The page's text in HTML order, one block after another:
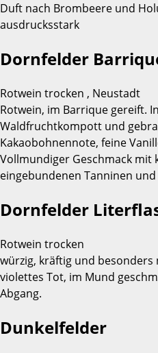
Duft nach Brombeere und
ausdrucksstark
Dornfelder
Rotwein trocken , Neustadt
Rotwein, im Barrique gereift.
Waldfruchtkompott und
Kakaobohnennote, feine
Vollmundiger Geschmack mit
eingebundenen Tanninen
Dornfelder
Rotwein trocken
würzig, kräftig und besonders
violettes Tot, im Mund
Abgang.
Dunkelfelder